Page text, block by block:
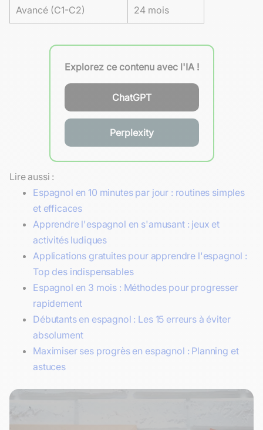
Avancé (C1-C2) 24 mois
Explorez ce contenu avec l'IA !
ChatGPT
Perplexity
Lire aussi :
Espagnol en 10 minutes par jour : routines simples
et efficaces
Apprendre l'espagnol en s'amusant : jeux et
activités ludiques
Applications gratuites pour apprendre l'espagnol :
Top des indispensables
Espagnol en 3 mois : Méthodes pour progresser
rapidement
Débutants en espagnol : Les 15 erreurs à éviter
absolument
Maximiser ses progrès en espagnol : Planning et
astuces